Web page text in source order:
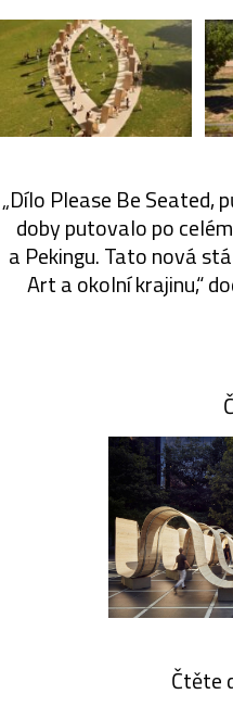
„Dílo Please Be Seated,
doby putovalo po
a Pekingu. Tato nová
Art a okolní krajinu,“
Čtěte